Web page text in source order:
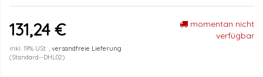
131,24 €
inkl. 19% USt. , versandfreie Lieferung
(Standard--DHL02)
momentan nicht
verfügbar